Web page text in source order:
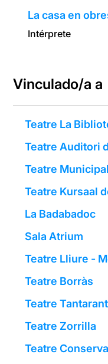
La casa en
Intérprete
Vinculado/a a
Teatre La
Teatre Auditori
Teatre
Teatre Kursaal
La Badabadoc
Sala Atrium
Teatre Lliure -
Teatre Borràs
Teatre
Teatre Zorrilla
Teatre